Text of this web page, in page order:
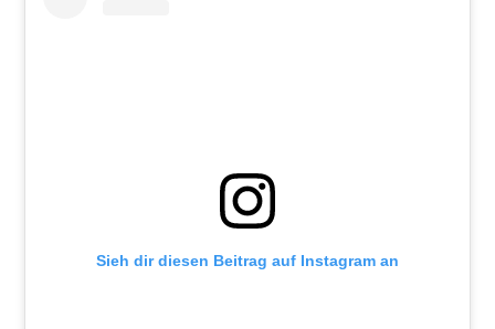
Sieh dir diesen Beitrag auf Instagram an